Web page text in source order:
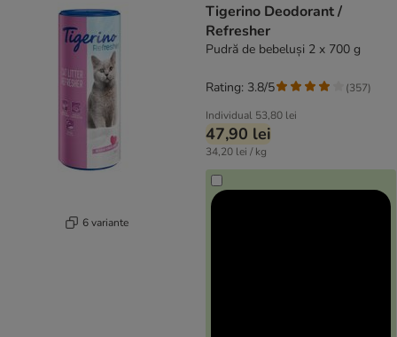
6 variante
Tigerino Deodorant /
Refresher
Pudră de bebeluși 2 x 700 g
Individual 53,80 lei
47,90 lei
34,20 lei / kg
Rating: 3.8/5 (357)